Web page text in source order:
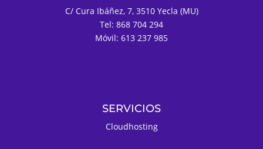
C/ Cura Ibáñez, 7, 3510 Yecla (MU)
Tel: 868 704 294
Móvil: 613 237 985
SERVICIOS
Cloudhosting